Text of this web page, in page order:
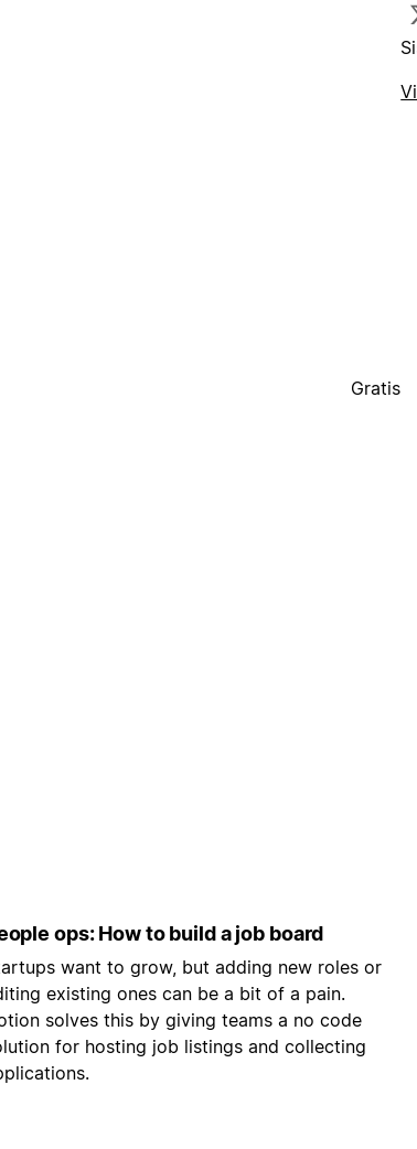
Gratis
ops: How to build a job board
want to grow, but adding new roles or
existing ones can be a bit of a pain.
solves this by giving teams a no code
for hosting job listings and collecting